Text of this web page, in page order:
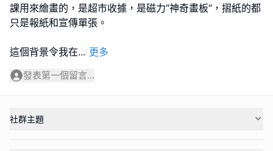
課用來繪畫的，是超市收據，是磁力‘’神奇畫板‘’，摺紙的都
只是報紙和宣傳單張。
這個背景令我在... 更多
發表第一個留言...
社群主題